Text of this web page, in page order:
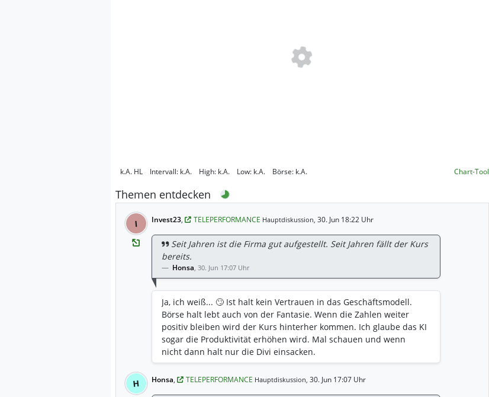
k.A. HL Intervall: k.A. High: k.A. Low: k.A. Börse: k.A. Chart-Tool
Themen entdecken
I Invest23, TELEPERFORMANCE Hauptdiskussion, 30. Jun 18:22 Uhr
Seit Jahren ist die Firma gut aufgestellt. Seit Jahren fällt der Kurs
bereits.
Honsa, 30. Jun 17:07 Uhr
Ja, ich weiß... 🙄 Ist halt kein Vertrauen in das Geschäftsmodell.
Börse halt lebt auch von der Fantasie. Wenn die Zahlen weiter
positiv bleiben wird der Kurs hinterher kommen. Ich glaube das KI
sogar die Produktivität erhöhen wird. Mal schauen und wenn
nicht dann halt nur die Divi einsacken.
H Honsa, TELEPERFORMANCE Hauptdiskussion, 30. Jun 17:07 Uhr